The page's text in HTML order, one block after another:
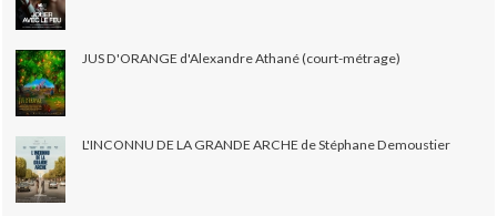
JUS D'ORANGE d'Alexandre Athané (court-métrage)
L'INCONNU DE LA GRANDE ARCHE de Stéphane Demoustier